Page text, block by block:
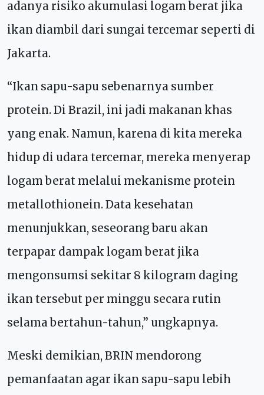
adanya risiko akumulasi logam berat jika
ikan diambil dari sungai tercemar seperti di
Jakarta.
“Ikan sapu-sapu sebenarnya sumber
protein. Di Brazil, ini jadi makanan khas
yang enak. Namun, karena di kita mereka
hidup di udara tercemar, mereka menyerap
logam berat melalui mekanisme protein
metallothionein. Data kesehatan
menunjukkan, seseorang baru akan
terpapar dampak logam berat jika
mengonsumsi sekitar 8 kilogram daging
ikan tersebut per minggu secara rutin
selama bertahun-tahun,” ungkapnya.
Meski demikian, BRIN mendorong
pemanfaatan agar ikan sapu-sapu lebih